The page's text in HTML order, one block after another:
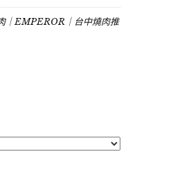
｜EMPEROR｜台中燒肉推